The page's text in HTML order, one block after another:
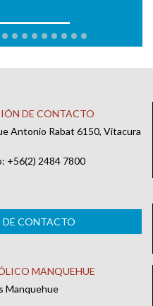
DE CONTACTO
Antonio Rabat 6150, Vitacura
+56(2) 2484 7800
DE CONTACTO
MANQUEHUE
Manquehue